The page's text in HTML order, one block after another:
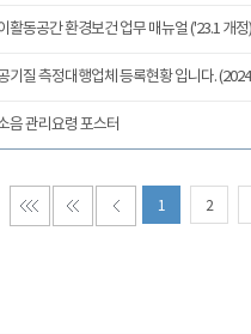
활동공간 환경보건 업무 매뉴얼 ('23.1 개정)
기질 측정대행업체 등록현황 입니다.
음 관리요령 포스터
1 2